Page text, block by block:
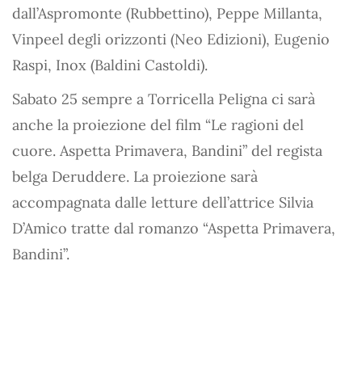
dall’Aspromonte (Rubbettino), Peppe Millanta,
Vinpeel degli orizzonti (Neo Edizioni), Eugenio
Raspi, Inox (Baldini Castoldi).
Sabato 25 sempre a Torricella Peligna ci sarà
anche la proiezione del film “Le ragioni del
cuore. Aspetta Primavera, Bandini” del regista
belga Deruddere. La proiezione sarà
accompagnata dalle letture dell’attrice Silvia
D’Amico tratte dal romanzo “Aspetta Primavera,
Bandini”.